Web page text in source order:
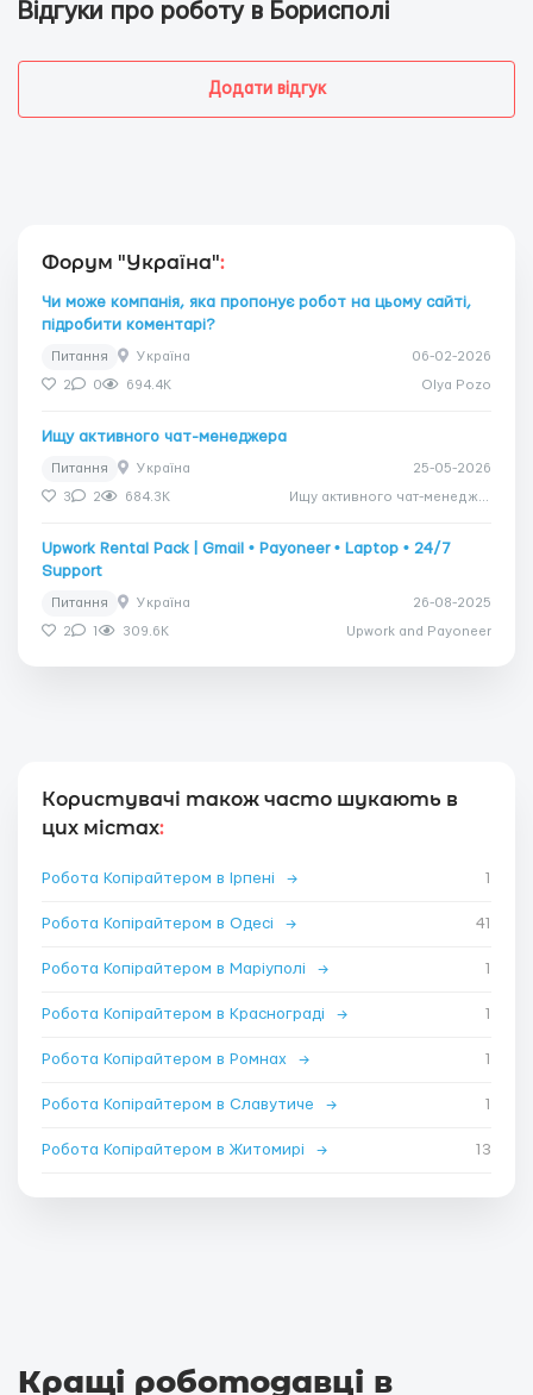
Відгуки про роботу в Борисполі
Додати відгук
Форум "Україна":
Чи може компанія, яка пропонує робот на цьому сайті,
підробити коментарі?
Питання Україна 06-02-2026
2 0 694.4K Olya Pozo
Ищу активного чат-менеджера
Питання Україна 25-05-2026
3 2 684.3K
Upwork Rental Pack | Gmail • Payoneer • Laptop • 24/7
Support
Питання Україна 26-08-2025
2 1 309.6K Upwork and Payoneer
Користувачі також часто шукають в
цих містах:
Робота Копірайтером в Ірпені → 1
Робота Копірайтером в Одесі → 41
Робота Копірайтером в Маріуполі → 1
Робота Копірайтером в Краснограді → 1
Робота Копірайтером в Ромнах → 1
Робота Копірайтером в Славутиче → 1
Робота Копірайтером в Житомирі → 13
Кращі роботодавці в